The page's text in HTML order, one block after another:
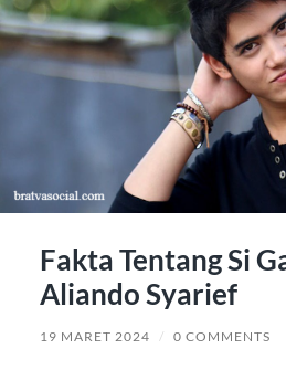
Fakta Tentang Si
Aliando Syarief
19 MARET 2024 / 0 COMMENTS